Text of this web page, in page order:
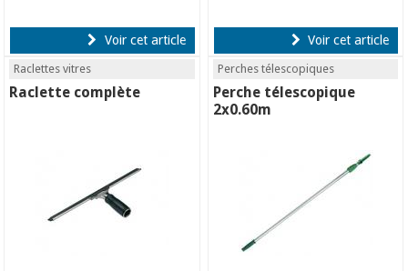
Voir cet article Voir cet article
Raclettes vitres
Raclette complète
Perches télescopiques
Perche télescopique
2x0.60m